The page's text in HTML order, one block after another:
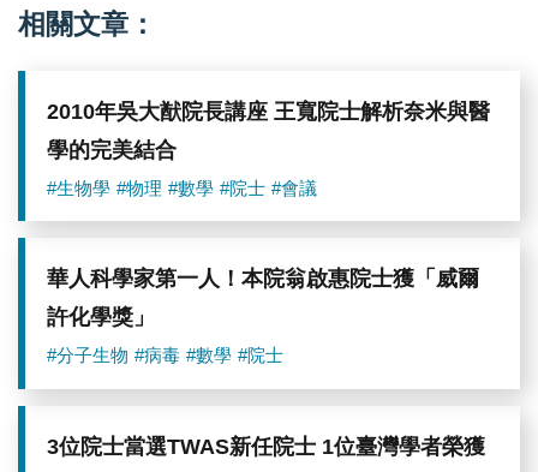
相關文章：
2010年吳大猷院長講座 王寬院士解析奈米與醫
學的完美結合
#生物學 #物理 #數學 #院士 #會議
華人科學家第一人！本院翁啟惠院士獲「威爾
許化學獎」
#分子生物 #病毒 #數學 #院士
3位院士當選TWAS新任院士 1位臺灣學者榮獲